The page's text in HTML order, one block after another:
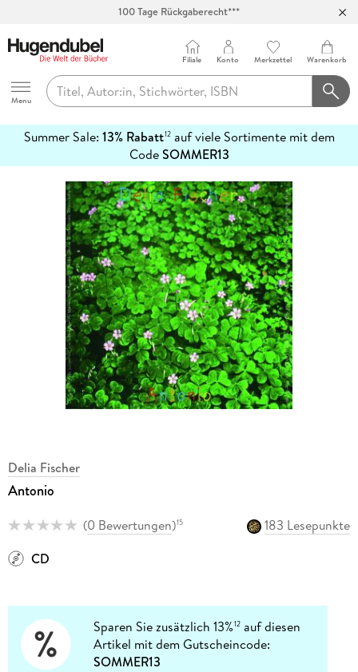
100 Tage Rückgaberecht***
Hugendubel
Menu
Filiale Konto Merkzettel Warenkorb
Summer Sale: 13% Rabatt12auf viele Sortimente mit dem
CodeSOMMER13
erfahren
Delia Fischer
Antonio
(0 Bewertungen)15
183 Lesepunkte
CD
Sparen Sie zusätzlich 13%12 auf diesen
Artikel mit dem Gutscheincode:
SOMMER13